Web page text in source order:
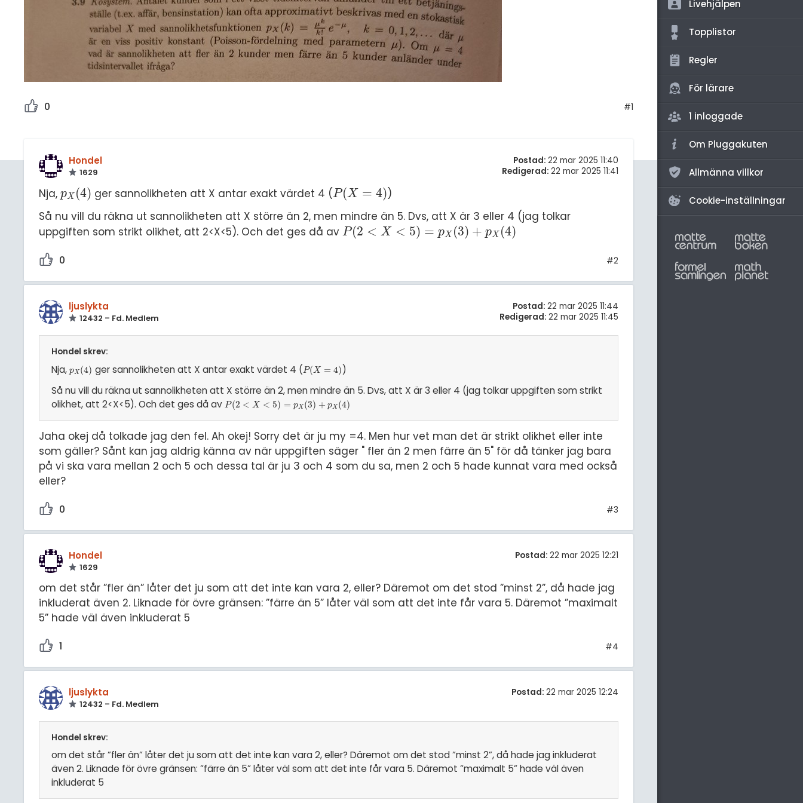
0 #1
Hondel
1629
Postad: 22 mar 2025 11:40
Redigerad: 22 mar 2025 11:41
Nja, pX (4)
pX(4) ger sannolikheten att X antar exakt värdet 4 (P(X = 4)
P(X= 4)
)
Så nu vill du räkna ut sannolikheten att X större än 2, men mindre än 5. Dvs, att X är 3 eller 4 (jag tolkar
uppgiften som strikt olikhet, att 2<X<5). Och det ges då av P(2 < X < 5) = pX (3) + pX (4)
P(2< X< 5)= pX (3) +p X(4)
0 #2
ljuslykta
12432 – Fd. Medlem
Postad: 22 mar 2025 11:44
Redigerad: 22 mar 2025 11:45
Hondel skrev:
Nja, pX (4)
pX(4 )ger sannolikheten att X antar exakt värdet 4 ( P( X = 4)
P(X=4 ) )
Så nu vill du räkna ut sannolikheten att X större än 2, men mindre än 5. Dvs, att X är 3 eller 4 (jag tolkar uppgiften som strikt
olikhet, att 2<X<5). Och det ges då av P(2 < X < 5) = pX (3) + pX (4)
P(2 <X <5 )=pX(3)+pX (4)
Jaha okej då tolkade jag den fel. Ah okej! Sorry det är ju my =4. Men hur vet man det är strikt olikhet eller inte
som gäller? Sånt kan jag aldrig känna av när uppgiften säger " fler än 2 men färre än 5" för då tänker jag bara
på vi ska vara mellan 2 och 5 och dessa tal är ju 3 och 4 som du sa, men 2 och 5 hade kunnat vara med också
eller?
0 #3
Hondel
1629
Postad: 22 mar 2025 12:21
om det står ”fler än” låter det ju som att det inte kan vara 2, eller? Däremot om det stod ”minst 2”, då hade jag
inkluderat även 2. Liknade för övre gränsen: ”färre än 5” låter väl som att det inte får vara 5. Däremot ”maximalt
5” hade väl även inkluderat 5
1 #4
ljuslykta
12432 – Fd. Medlem
Postad: 22 mar 2025 12:24
Hondel skrev:
om det står ”fler än” låter det ju som att det inte kan vara 2, eller? Däremot om det stod ”minst 2”, då hade jag inkluderat
även 2. Liknade för övre gränsen: ”färre än 5” låter väl som att det inte får vara 5. Däremot ”maximalt 5” hade väl även
inkluderat 5
Livehjälpen
Topplistor
Regler
För lärare
1 inloggade
Om Pluggakuten
Allmänna villkor
Cookie-inställningar
Allmänna diskussioner